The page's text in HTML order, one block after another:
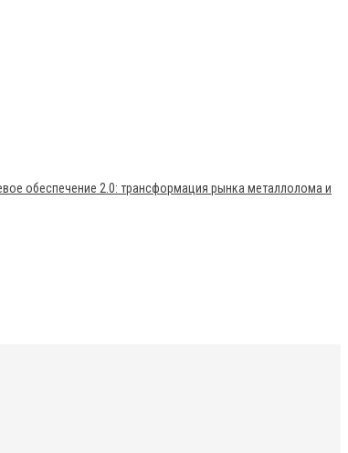
обеспечение 2.0: трансформация рынка металлолома и